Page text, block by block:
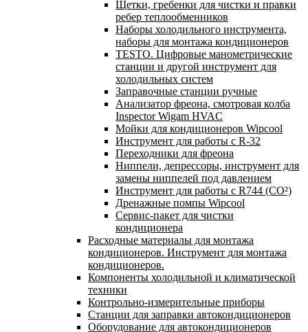
Щетки, гребенки для чистки и правки
ребер теплообменников
Наборы холодильного инструмента,
наборы для монтажа кондиционеров
TESTO. Цифровые манометрические
станции и другой инструмент для
холодильных систем
Заправочные станции ручные
Анализатор фреона, смотровая колба
Inspector Wigam HVAC
Мойки для кондиционеров Wipcool
Инструмент для работы с R-32
Переходники для фреона
Ниппели, депрессоры, инструмент для
замены ниппелей под давлением
Инструмент для работы с R744 (CO²)
Дренажные помпы Wipcool
Сервис-пакет для чистки
кондиционера
Расходные материалы для монтажа
кондиционеров. Инструмент для монтажа
кондиционеров.
Компоненты холодильной и климатической
техники
Контрольно-измерительные приборы
Станции для заправки автокондиционеров
Оборудование для автокондиционеров